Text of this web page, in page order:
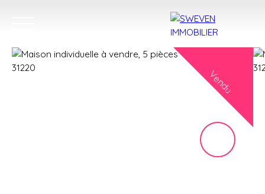
Vendu